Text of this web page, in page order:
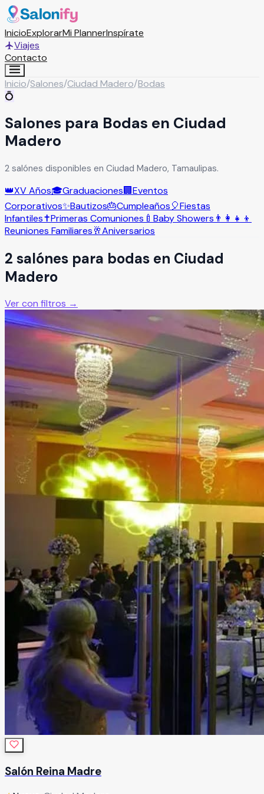
InicioExplorarMi PlannerInspírate
Viajes
Contacto
Inicio/Salones/Ciudad Madero/Bodas
💍
Salones para Bodas en Ciudad
Madero
2 salónes disponibles en Ciudad Madero, Tamaulipas.
👑XV Años🎓Graduaciones🏢Eventos
Corporativos✨Bautizos🎂Cumpleaños🎈Fiestas
Infantiles✝️Primeras Comuniones 🍼 Baby Showers 👨‍👩‍👧‍👦
Reuniones Familiares🥂Aniversarios
2 salónes para bodas en Ciudad
Madero
Ver con filtros →
Salón Reina Madre